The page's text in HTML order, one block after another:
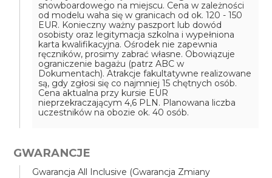
snowboardowego na miejscu. Cena w zależności
od modelu waha się w granicach od ok. 120 - 150
EUR. Konieczny ważny paszport lub dowód
osobisty oraz legitymacja szkolna i wypełniona
karta kwalifikacyjna. Ośrodek nie zapewnia
ręczników, prosimy zabrać własne. Obowiązuje
ograniczenie bagażu (patrz ABC w
Dokumentach). Atrakcje fakultatywne realizowane
są, gdy zgłosi się co najmniej 15 chętnych osób.
Cena aktualna przy kursie EUR
nieprzekraczającym 4,6 PLN. Planowana liczba
uczestników na obozie ok. 40 osób.
GWARANCJE
Gwarancja All Inclusive (Gwarancja Zmiany